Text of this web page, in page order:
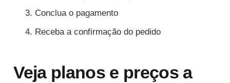
Conclua o pagamento
Receba a confirmação do pedido
Veja planos e preços a